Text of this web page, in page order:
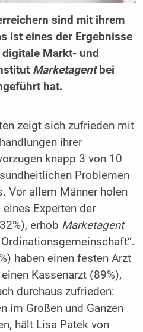
sind mit ihrem
ist eines der Ergebnisse
Markt- und
Marketagentbei
hat.
zeigt sich zufrieden mit
ihrer
knapp 3 von 10
Problemen
Vor allem Männer holen
Experten der
erhob Marketagent
haben einen festen Arzt
Kassenarzt (89%),
durchaus zufrieden:
im Großen und Ganzen
hält Lisa Patek von